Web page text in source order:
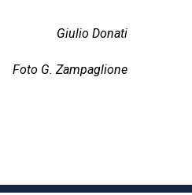
Giulio Donati
Foto G. Zampaglione